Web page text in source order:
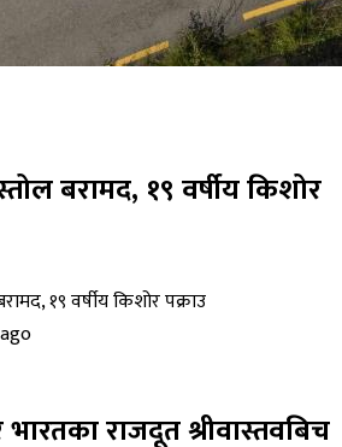
बरामद, १९ वर्षीय किशोर
भारतका राजदूत श्रीवास्तवबिच